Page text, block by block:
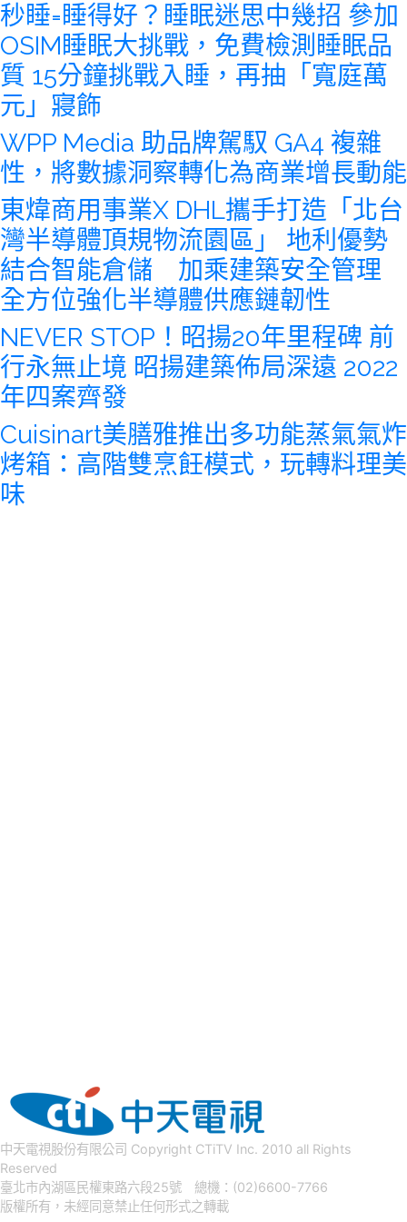
秒睡=睡得好？睡眠迷思中幾招 參加
OSIM睡眠大挑戰，免費檢測睡眠品
質 15分鐘挑戰入睡，再抽「寬庭萬
元」寢飾
WPP Media 助品牌駕馭 GA4 複雜
性，將數據洞察轉化為商業增長動能
東煒商用事業X DHL攜手打造「北台
灣半導體頂規物流園區」 地利優勢
結合智能倉儲 加乘建築安全管理
全方位強化半導體供應鏈韌性
NEVER STOP！昭揚20年里程碑 前
行永無止境 昭揚建築佈局深遠 2022
年四案齊發
Cuisinart美膳雅推出多功能蒸氣氣炸
烤箱：高階雙烹飪模式，玩轉料理美
味
中天電視股份有限公司 Copyright CTiTV Inc. 2010 all Rights
Reserved
臺北市內湖區民權東路六段25號 總機：(02)6600-7766
版權所有，未經同意禁止任何形式之轉載